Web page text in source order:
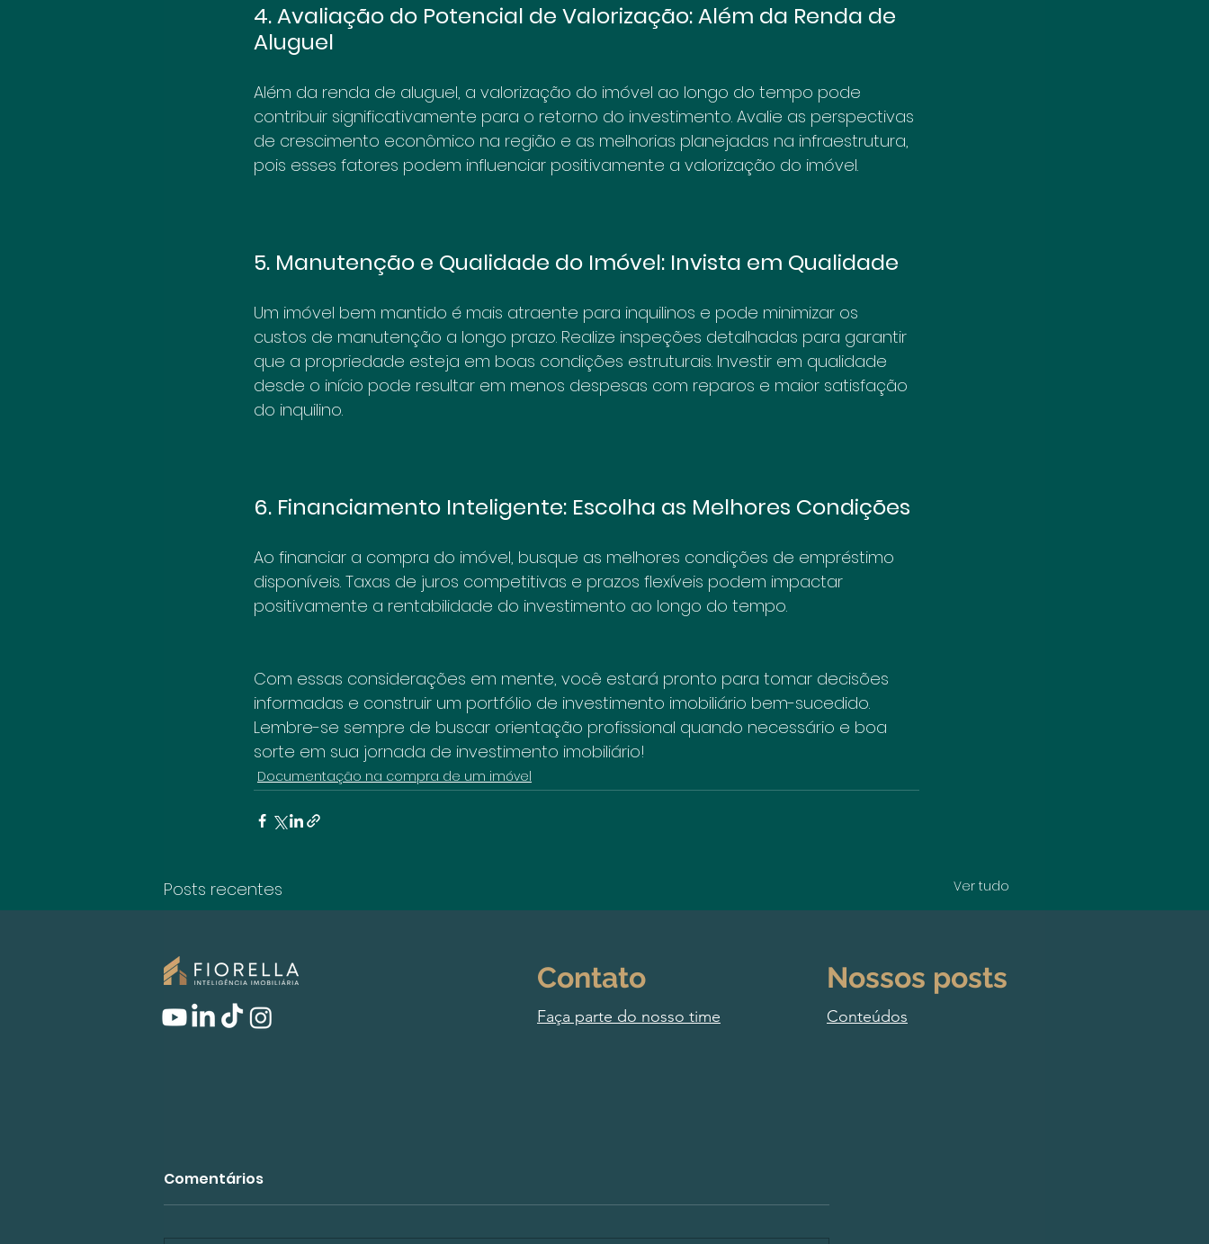
4. Avaliação do Potencial de Valorização: Além da Renda de
Aluguel
Além da renda de aluguel, a valorização do imóvel ao longo do tempo pode
contribuir significativamente para o retorno do investimento. Avalie as perspectivas
de crescimento econômico na região e as melhorias planejadas na infraestrutura,
pois esses fatores podem influenciar positivamente a valorização do imóvel.
5. Manutenção e Qualidade do Imóvel: Invista em Qualidade
Um imóvel bem mantido é mais atraente para inquilinos e pode minimizar os
custos de manutenção a longo prazo. Realize inspeções detalhadas para garantir
que a propriedade esteja em boas condições estruturais. Investir em qualidade
desde o início pode resultar em menos despesas com reparos e maior satisfação
do inquilino.
6. Financiamento Inteligente: Escolha as Melhores Condições
Ao financiar a compra do imóvel, busque as melhores condições de empréstimo
disponíveis. Taxas de juros competitivas e prazos flexíveis podem impactar
positivamente a rentabilidade do investimento ao longo do tempo.
Com essas considerações em mente, você estará pronto para tomar decisões
informadas e construir um portfólio de investimento imobiliário bem-sucedido.
Lembre-se sempre de buscar orientação profissional quando necessário e boa
sorte em sua jornada de investimento imobiliário!
Documentação na compra de um imóvel
Posts recentes Ver tudo
Comentários
Contato
Faça parte do nosso time
Nossos posts
Conteúdos